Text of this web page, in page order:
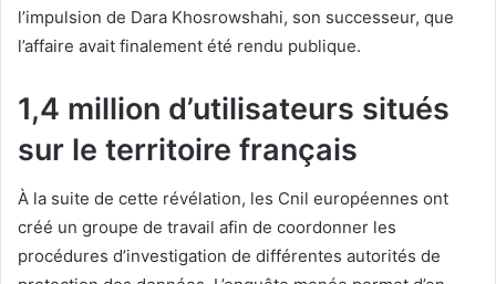
l’impulsion de Dara Khosrowshahi, son successeur, que
l’affaire avait finalement été rendu publique.
1,4 million d’utilisateurs situés
sur le territoire français
À la suite de cette révélation, les Cnil européennes ont
créé un groupe de travail afin de coordonner les
procédures d’investigation de différentes autorités de